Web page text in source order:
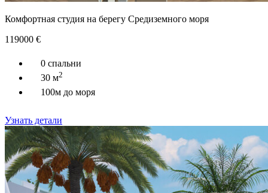
Комфортная студия на берегу Средиземного моря
119000 €
0 спальни
30 м2
100м до моря
Узнать детали